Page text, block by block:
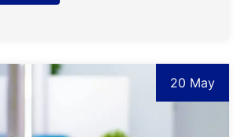
20 May